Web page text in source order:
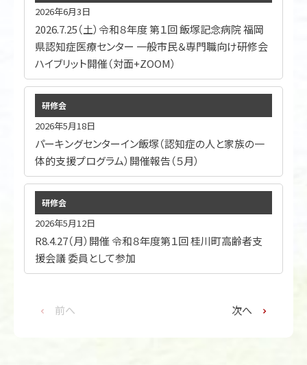
2026年6月3日
2026.7.25（土）令和８年度 第１回 飯塚記念病院 福岡
県認知症医療センター 一般市民＆専門職向け研修会
ハイブリット開催（対面+ZOOM）
研修会
2026年5月18日
パーキングセンターイン飯塚（認知症の人と家族の一
体的支援プログラム）開催報告（５月）
研修会
2026年5月12日
R8.4.27（月）開催 令和８年度第１回 桂川町高齢者支
援会議 委員として参加
前へ 次へ